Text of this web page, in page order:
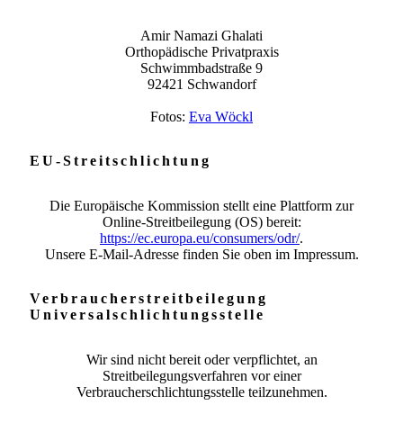
Amir Namazi Ghalati
Orthopädische Privatpraxis
Schwimmbadstraße 9
92421 Schwandorf
Fotos: Eva Wöckl
EU-Streitschlichtung
Die Europäische Kommission stellt eine Plattform zur
Online-Streitbeilegung (OS) bereit:
https://ec.europa.eu/consumers/odr/.
Unsere E-Mail-Adresse finden Sie oben im Impressum.
Verbraucher­streit­beilegung
Universal­schlichtungs­stelle
Wir sind nicht bereit oder verpflichtet, an
Streitbeilegungsverfahren vor einer
Verbraucherschlichtungsstelle teilzunehmen.